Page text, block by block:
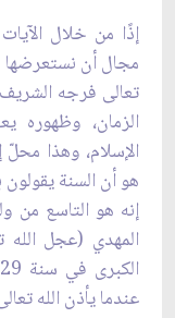
إذًا من خلال
مجال أن نستعرضها
تعالى فرجه
الزمان، وظهوره
الإسلام، وهذا
هو أن السنة يقولون
إنه هو التاسع من
المهدي (عجل
عندما يأذن الله